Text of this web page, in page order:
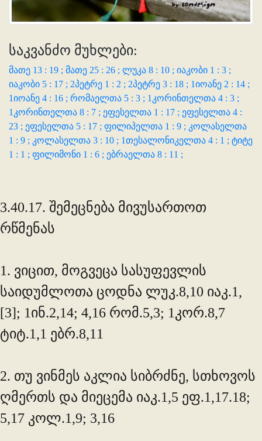
საკვანძო მუხლები:
მათე 13 : 19 ; მათე 25 : 26 ; ლუკა 8 : 10 ; იაკობი 1 : 3 ;
იაკობი 5 : 17 ; 2პეტრე 1 : 2 ; 2პეტრე 3 : 18 ; 1იოანე 2 : 14 ;
1იოანე 4 : 16 ; რომაელთა 5 : 3 ; 1კორინთელთა 4 : 3 ;
1კორინთელთა 8 : 7 ; ეფესელთა 1 : 17 ; ეფესელთა 4 :
23 ; ეფესელთა 5 : 17 ; ფილიპელთა 1 : 9 ; კოლასელთა
1 : 9 ; კოლასელთა 3 : 10 ; 1თესალონიკელთა 4 : 1 ; ტიტე
1 : 1 ; ფილიმონი 1 : 6 ; ებრაელთა 8 : 11 ;
3.40.17. შემეცნება მივუსართოთ
რწმენას
1. ვიცით, მოგვეცა სასუფევლის
საიდუმლოთა ცოდნა ლუკ.8,10 იაკ.1,
[3]; 1ინ.2,14; 4,16 რომ.5,3; 1კორ.8,7
ტიტ.1,1 ებრ.8,11
2. თუ ვინმეს აკლია სიბრძნე, სთხოვოს
ღმერთს და მიეცემა იაკ.1,5 ეფ.1,17.18;
5,17 კოლ.1,9; 3,16